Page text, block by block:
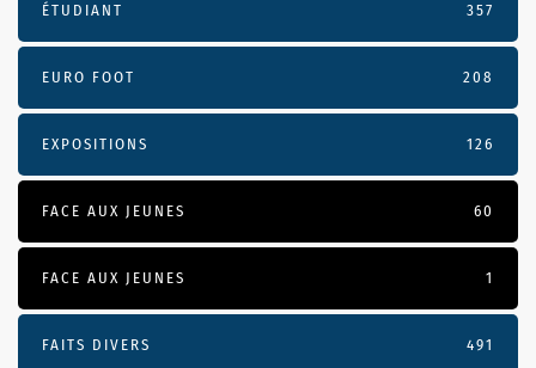
ÉTUDIANT 357
EURO FOOT 208
EXPOSITIONS 126
FACE AUX JEUNES 60
FACE AUX JEUNES 1
FAITS DIVERS 491